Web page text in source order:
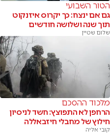
הטור השבועי
גם אם ינצח: כך יקרוס איזנקוט
תוך שנה ושלושה חודשים
שלום שטיין
מלכוד ההסכם
הרחפן לא התפוצץ: חשד לניסיון
חילוץ של מחבלי חיזבאללה
קובי אליה